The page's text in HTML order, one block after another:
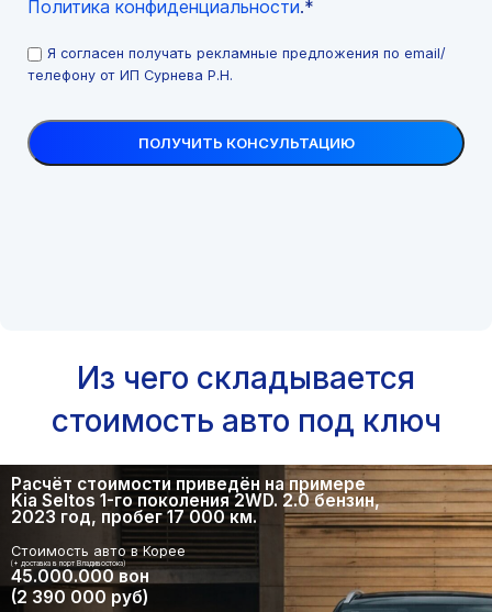
Политика конфиденциальности.*
Я согласен получать рекламные предложения по email/
телефону от ИП Сурнева Р.Н.
Из чего складывается
стоимость авто под ключ
Расчёт стоимости приведён на примере
Kia Seltos 1-го поколения 2WD. 2.0 бензин,
2023 год, пробег 17 000 км.
Стоимость авто в Корее
(+ доставка в порт Владивостока)
45.000.000 вон
(2 390 000 руб)